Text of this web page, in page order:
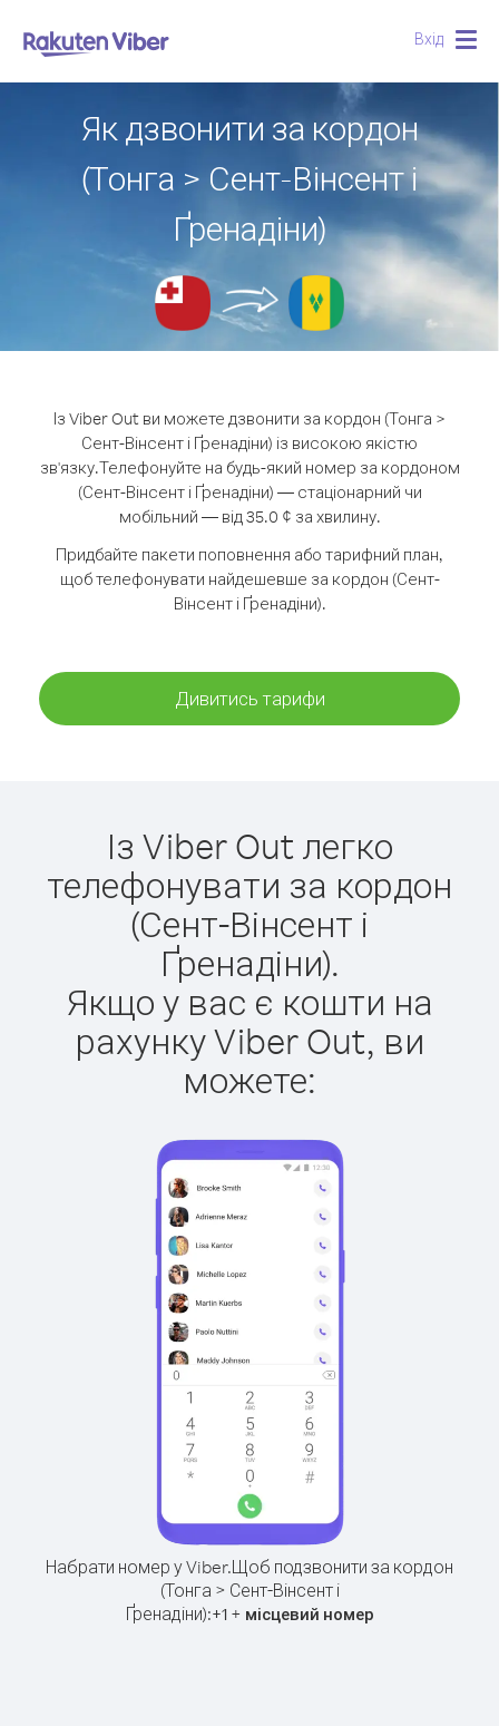
Вхід
Як дзвонити за кордон
(Тонга > Сент-Вінсент і
Ґренадіни)
Із Viber Out ви можете дзвонити за кордон (Тонга >
Сент-Вінсент і Ґренадіни) із високою якістю
зв'язку.Телефонуйте на будь-який номер за кордоном
(Сент-Вінсент і Ґренадіни) — стаціонарний чи
мобільний — від 35.0 ¢ за хвилину.
Придбайте пакети поповнення або тарифний план,
щоб телефонувати найдешевше за кордон (Сент-
Вінсент і Ґренадіни).
Дивитись тарифи
Із Viber Out легко
телефонувати за кордон
(Сент-Вінсент і
Ґренадіни).
Якщо у вас є кошти на
рахунку Viber Out, ви
можете:
Набрати номер у Viber.Щоб подзвонити за кордон
(Тонга > Сент-Вінсент і
Ґренадіни):+1+ місцевий номер